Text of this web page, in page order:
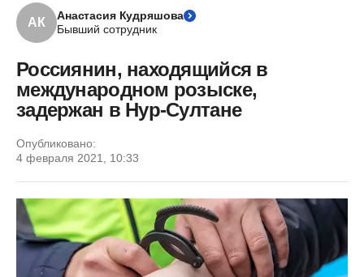
АК
Анастасия Кудряшова
Бывший сотрудник
Россиянин, находящийся в
международном розыске,
задержан в Нур-Султане
Опубликовано:
4 февраля 2021, 10:33